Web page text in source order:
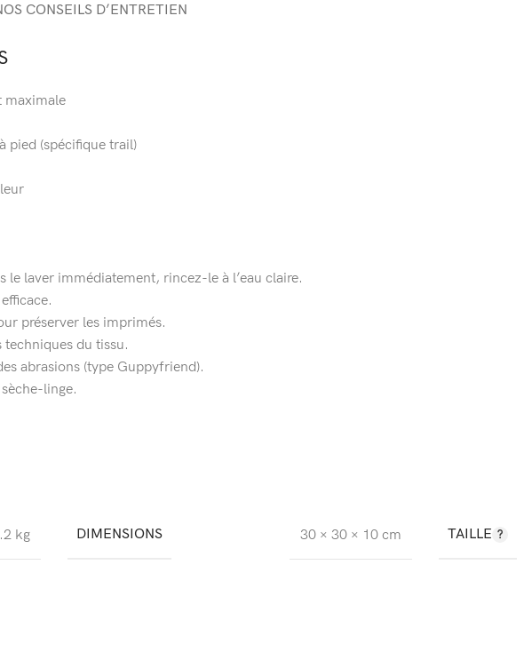
CONSEILS D’ENTRETIEN
maximale
pied (spécifique trail)
le laver immédiatement, rincez-le à l’eau claire.
préserver les imprimés.
techniques du tissu.
abrasions (type Guppyfriend).
linge.
kg DIMENSIONS 30 × 30 × 10 cm TAILLE